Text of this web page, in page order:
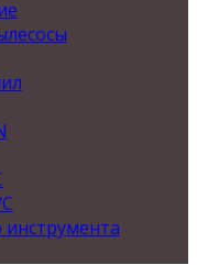
инструмента